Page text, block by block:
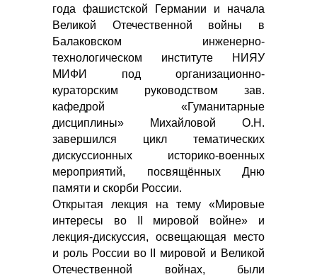
года фашистской Германии и начала
Великой Отечественной войны в
Балаковском инженерно-
технологическом институте НИЯУ
МИФИ под организационно-
кураторским руководством зав.
кафедрой «Гуманитарные
дисциплины» Михайловой О.Н.
завершился цикл тематических
дискуссионных историко-военных
мероприятий, посвящённых Дню
памяти и скорби России.
Открытая лекция на тему «Мировые
интересы во II мировой войне» и
лекция-дискуссия, освещающая место
и роль России во II мировой и Великой
Отечественной войнах, были